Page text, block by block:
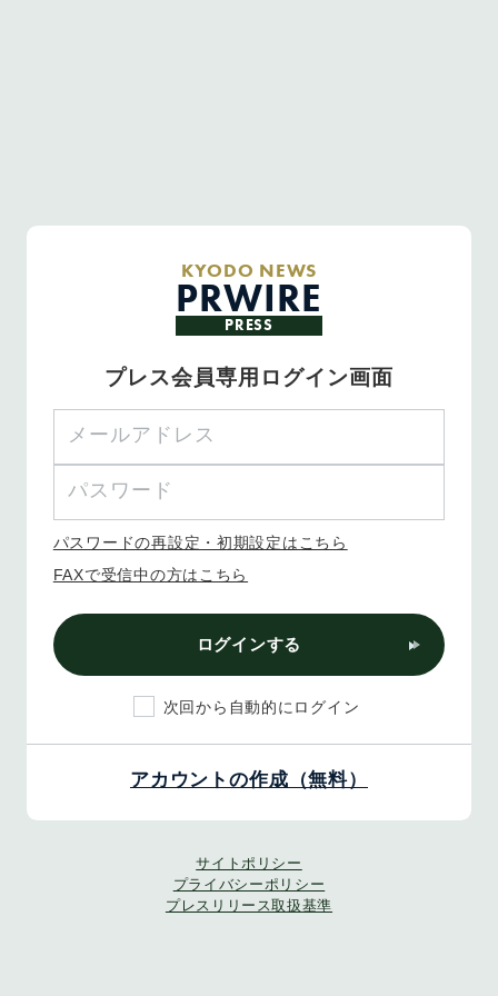
KYODO NEWS
PRWIRE
PRESS
プレス会員専用ログイン画面
パスワードの再設定・初期設定はこちら
FAXで受信中の方はこちら
ログインする
次回から自動的にログイン
アカウントの作成（無料）
サイトポリシー
プライバシーポリシー
プレスリリース取扱基準